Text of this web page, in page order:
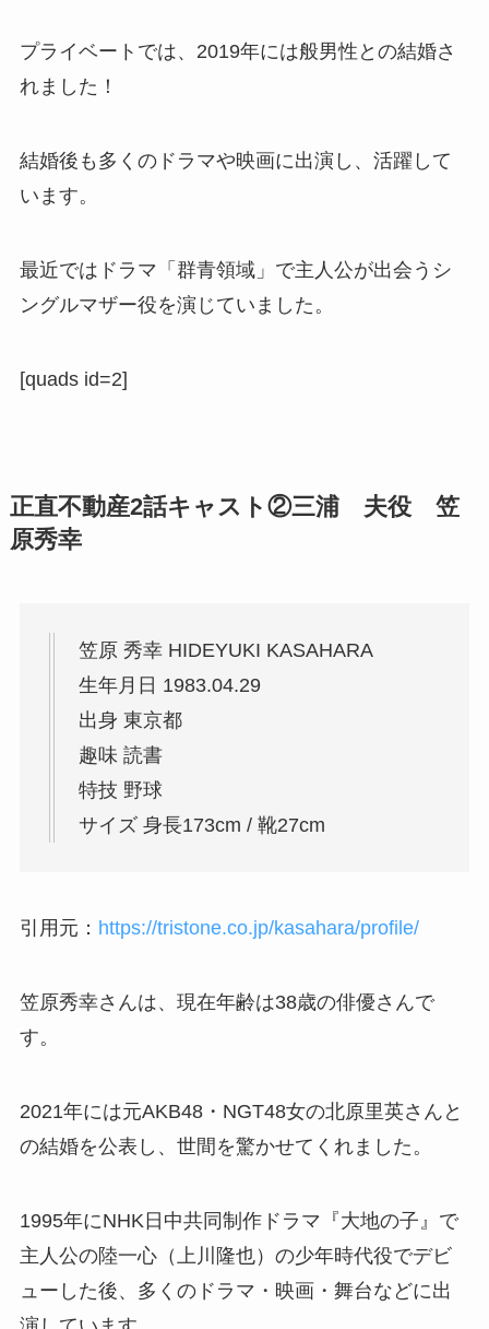
プライベートでは、2019年には般男性との結婚さ
れました！
結婚後も多くのドラマや映画に出演し、活躍して
います。
最近ではドラマ「群青領域」で主人公が出会うシ
ングルマザー役を演じていました。
[quads id=2]
正直不動産2話キャスト②三浦 夫役 笠
原秀幸
笠原 秀幸 HIDEYUKI KASAHARA
生年月日 1983.04.29
出身 東京都
趣味 読書
特技 野球
サイズ 身長173cm / 靴27cm
引用元： https://tristone.co.jp/kasahara/profile/
笠原秀幸さんは、現在年齢は38歳の俳優さんで
す。
2021年には元AKB48・ NGT48女の北原里英さん と
の結婚を公表し、世間を驚かせてくれました。
1995年にNHK日中共同制作ドラマ『大地の子』で
主人公の陸一心（上川隆也）の少年時代役でデビ
ューした後、多くのドラマ・映画・舞台などに出